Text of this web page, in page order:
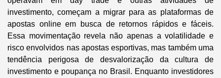
investimento, começam a migrar para as plataformas de
apostas online em busca de retornos rápidos e fáceis.
Essa movimentação revela não apenas a volatilidade e
risco envolvidos nas apostas esportivas, mas também uma
tendência perigosa de desvalorização da cultura de
investimento e poupança no Brasil. Enquanto investidores